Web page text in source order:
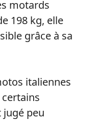
motards
198 kg, elle
grâce à sa
italiennes
jugé peu